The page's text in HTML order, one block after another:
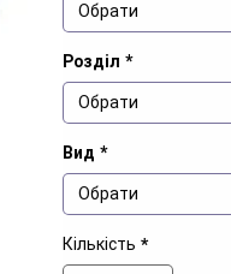
Обрати
Розділ *
Обрати
Вид *
Обрати
Кількість *